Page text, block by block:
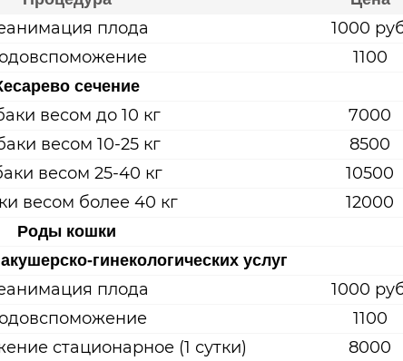
плода
1000
1100
сечение
весом до 10 кг
7000
весом 10-25 кг
8500
весом 25-40 кг
10500
весом более 40 кг
12000
Роды кошки
гинекологических услуг
плода
1000
1100
стационарное (1 сутки)
8000